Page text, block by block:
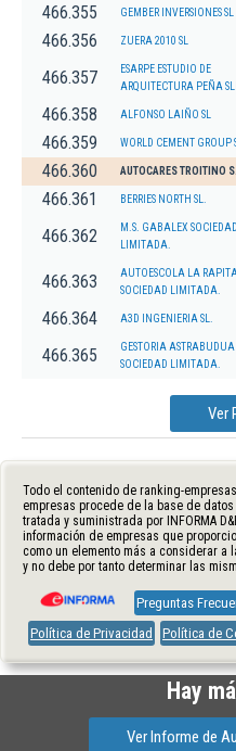
466.355 GEMBER INVERSIONES SL
466.356 ZUERA 2010 SL
466.357
ESARPE ESTUDIO DE
ARQUITECTURA PEÑA
466.358 ALFONSO LAIÑO SL
466.359 WORLD CEMENT GROUP
466.360 AUTOCARES TROITINO
466.361 BERRIES NORTH SL.
466.362
M.S. GABALEX SOCIEDAD
LIMITADA.
466.363
AUTOESCOLA LA RAPITA
SOCIEDAD LIMITADA.
466.364 A3D INGENIERIA SL.
466.365
GESTORIA ASTRABUDUA
SOCIEDAD LIMITADA.
Ver
Todo el contenido de ranking-
empresas procede de la base de datos
tratada y suministrada por INFORMA
información de empresas que
como un elemento más a considerar
y no debe por tanto determinar las
Preguntas
Política de Privacidad
Política de
Hay
Ver Informe de